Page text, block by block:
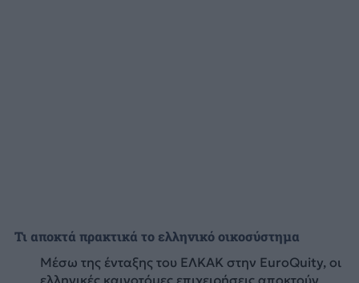
Τι αποκτά πρακτικά το ελληνικό οικοσύστημα
Μέσω της ένταξης του ΕΛΚΑΚ στην EuroQuity, οι
ελληνικές καινοτόμες επιχειρήσεις αποκτούν